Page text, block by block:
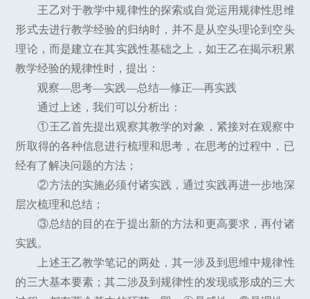
王乙对于教学中规律性的探索或自觉运用规律性思维
形式去进行教学经验的归纳时，并不是从空头理论到空头
理论，而是建立在其实践性基础之上，如王乙在揭示积累
教学经验的规律性时，提出：
观察—思考—实践—总结—修正—再实践
通过上述，我们可以分析出：
①王乙首先提出观察其教学的对象，紧接对在观察中
所取得的各种信息进行梳理和思考，在思考的过程中，已
经有了解决问题的方法；
②方法的实施必须付诸实践，通过实践再进一步地深
层次梳理和总结；
③总结的目的在于提出新的方法和更高要求，再付诸
实践。
上述王乙教学笔记的两处，其一涉及到思维中规律性
的三大基本要素；其二涉及到规律性的发现或形成的三大